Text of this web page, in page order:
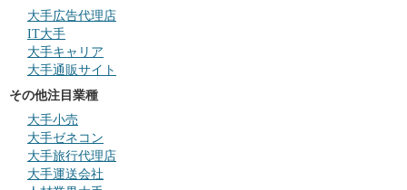
大手広告代理店
IT大手
大手キャリア
大手通販サイト
その他注目業種
大手小売
大手ゼネコン
大手旅行代理店
大手運送会社